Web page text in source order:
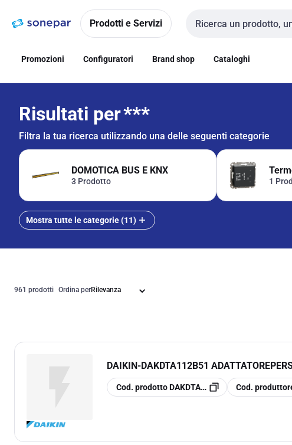
navigazionealla
Prodotti e Servizi
Cerca input
Promozioni Configuratori Brand shop Cataloghi
Risultati per***
Filtra la tua ricerca utilizzando una delle seguenti categorie
DOMOTICA BUS E KNX
3 Prodotto 1
Mostra tutte le categorie (11)
961 prodotti Ordina per
DAIKIN-DAKDTA112B51
copiaCod. prodotto DAKDTA112B51copia
Cod.